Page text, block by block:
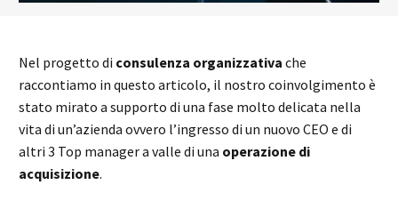
Nel progetto di consulenza organizzativa che
raccontiamo in questo articolo, il nostro coinvolgimento è
stato mirato a supporto di una fase molto delicata nella
vita di un’azienda ovvero l’ingresso di un nuovo CEO e di
altri 3 Top manager a valle di una operazione di
acquisizione.